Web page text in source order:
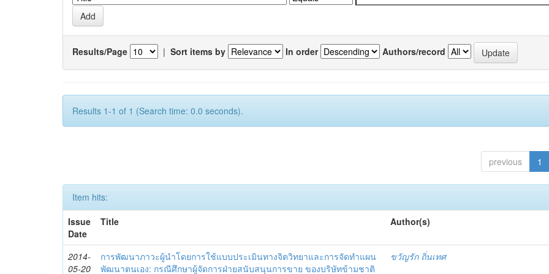
Results/Page | Sort items by In order Authors/record
Results 1-1 of 1 (Search time: 0.0 seconds).
previous 1
Item hits:
Issue
Date
Title Author(s)
2014-
05-20
การพัฒนาภาวะผู้นำโดยการใช้แบบประเมินทางจิตวิทยาและการจัดทำแผน
พัฒนาตนเอง: กรณีศึกษาผู้จัดการฝ่ายสนับสนุนการขาย ของบริษัทข้ามชาติ
ขวัญรัก ถิ่นเทศ